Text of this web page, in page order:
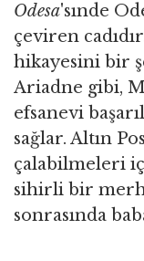
Odesa'sınde
çeviren
hikayesini bir
Ariadne gibi,
efsanevi
sağlar. Altın
çalabilmeleri
sihirli bir
sonrasında